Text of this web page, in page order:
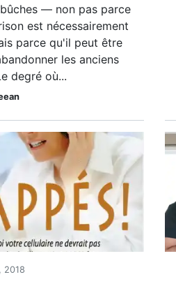
— non pas parce
est nécessairement
parce qu'il peut être
les anciens
degré où...
2018